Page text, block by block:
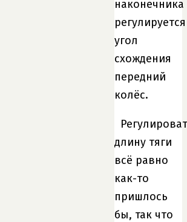
наконечника
регулируется
угол
схождения
передний
колёс.
длину тяги
всё равно
как-то
пришлось
бы, так что